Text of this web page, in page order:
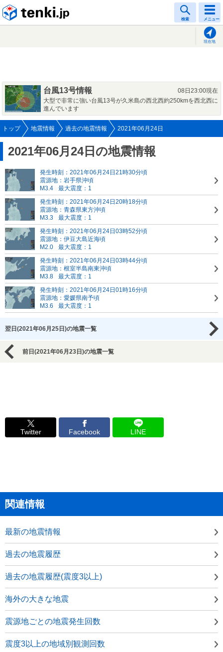
検索 メニュー
現在地
台風13号情報
08日23:00現在
大型で非常に強い台風13号が久米島の西北西約250kmを西北西に
進んでいます
トップ 地震情報 過去の地震情報 2021年06月24日
2021年06月24日の地震情報
発生時刻：2021年06月24日21時30分頃
震源地：岩手県沖頃
M3.4
最大震度：1
発生時刻：2021年06月24日20時18分頃
震源地：青森県東方沖頃
M3.3
最大震度：1
発生時刻：2021年06月24日03時52分頃
震源地：伊豆大島近海頃
M2.0
最大震度：1
発生時刻：2021年06月24日03時44分頃
震源地：根室半島南東沖頃
M3.8
最大震度：1
発生時刻：2021年06月24日01時16分頃
震源地：愛媛県南予頃
M3.6
最大震度：1
翌日(2021年06月25日)の地震一覧
前日(2021年06月23日)の地震一覧
Twitter Facebook LINE
関連情報
最新の地震情報
過去の地震履歴
過去の地震履歴(震度3以上)
海外の大きな地震
震源地ごとの地震発生回数
震度3以上の地域別観測回数